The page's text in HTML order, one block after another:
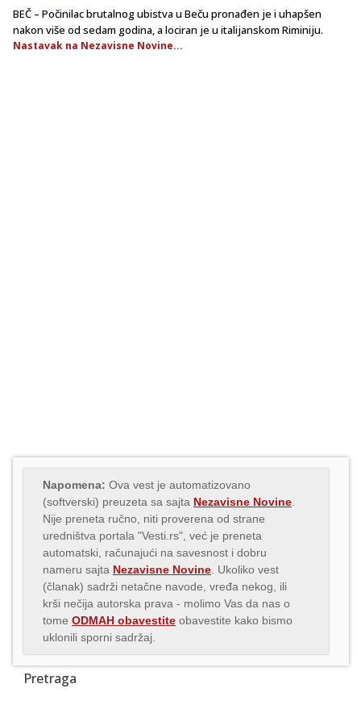
BEČ – Počinilac brutalnog ubistva u Beču pronađen je i uhapšen
nakon više od sedam godina, a lociran je u italijanskom Riminiju.
Nastavak na Nezavisne Novine...
Napomena: Ova vest je automatizovano
(softverski) preuzeta sa sajta Nezavisne Novine
Nije preneta ručno, niti proverena od strane
uredništva portala "Vesti.rs", već je preneta
automatski, računajući na savesnost i dobru
nameru sajta Nezavisne Novine . Ukoliko vest
(članak) sadrži netačne navode, vređa nekog, ili
krši nečija autorska prava - molimo Vas da nas o
tome ODMAH obavestite obavestite kako bismo
uklonili sporni sadržaj.
Pretraga